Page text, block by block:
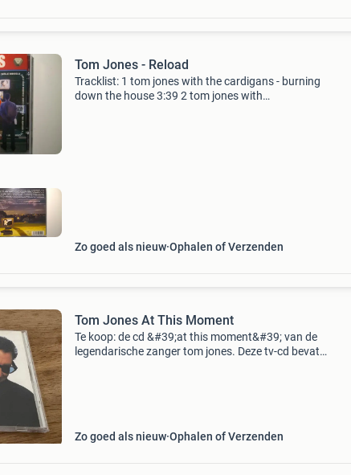
Tom Jones - Reload
Tracklist: 1 tom jones with the cardigans - burning
down the house 3:39 2 tom jones with
Zo goed als nieuw Ophalen of Verzenden
Tom Jones At This Moment
Te koop: de cd &#39;at this moment&#39; van de
legendarische zanger tom jones. Deze tv-cd bevat
Zo goed als nieuw Ophalen of Verzenden